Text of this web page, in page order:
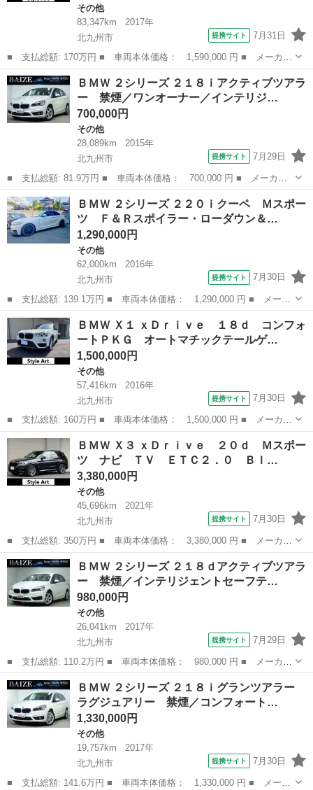
その他
83,347km
2017年
北九州市
提携サイト 7月31日
■ 支払総額: 170万円 ■ 車両本体価格： 1,590,000 円 ■ メーカー
名： ＢＭＷ ■ 車種名： ４シリーズ ■ グレード名： ４２０ｉ
グランクーペ Ｍスポーツ 保証付き ＬＣＩモデル ファストトラ
ックパッケ...
福岡 北九州市
ＢＭＷ ２シリーズ ２１８ｉアクティブツアラ
ー 禁煙／ワンオーナー／インテリジ…
700,000円
その他
28,089km
2015年
北九州市
提携サイト 7月29日
■ 支払総額: 81.9万円 ■ 車両本体価格： 700,000 円 ■ メーカー
名： ＢＭＷ ■ 車種名： ２シリーズ ■ グレード名： ２１８ｉ
アクティブツアラー 禁煙／ワンオーナー／インテリジェントセーフ
ティー／純正...
福岡 北九州市
ＢＭＷ ２シリーズ ２２０ｉクーペ Ｍスポー
ツ Ｆ＆Ｒスポイラー・ローダウン＆…
1,290,000円
その他
62,000km
2016年
北九州市
提携サイト 7月30日
■ 支払総額: 139.1万円 ■ 車両本体価格： 1,290,000 円 ■ メーカ
ー名： ＢＭＷ ■ 車種名： ２シリーズ ■ グレード名： ２２０
ｉクーペ Ｍスポーツ Ｆ＆Ｒスポイラー・ローダウン＆社外１９イ
ンチアル...
福岡 北九州市
ＢＭＷ Ｘ１ ｘＤｒｉｖｅ １８ｄ コンフォ
ートＰＫＧ オートマチックテールゲ…
1,500,000円
その他
57,416km
2016年
北九州市
提携サイト 7月30日
■ 支払総額: 160万円 ■ 車両本体価格： 1,500,000 円 ■ メーカー
名： ＢＭＷ ■ 車種名： Ｘ１ ■ グレード名： ｘＤｒｉｖｅ
１８ｄ コンフォートＰＫＧ オートマチックテールゲート アクテ
ィブクルー...
福岡 北九州市 その他
ＢＭＷ Ｘ３ ｘＤｒｉｖｅ ２０ｄ Ｍスポー
ツ ナビ ＴＶ ＥＴＣ２．０ Ｂｌ…
3,380,000円
その他
45,696km
2021年
北九州市
提携サイト 7月30日
■ 支払総額: 350万円 ■ 車両本体価格： 3,380,000 円 ■ メーカー
名： ＢＭＷ ■ 車種名： Ｘ３ ■ グレード名： ｘＤｒｉｖｅ
２０ｄ Ｍスポーツ ナビ ＴＶ ＥＴＣ２．０ Ｂｌｕｅｔｏｏｔ
ｈ Ｃａｒ...
福岡 北九州市
ＢＭＷ ２シリーズ ２１８ｄアクティブツアラ
ー 禁煙／インテリジェントセーフテ…
980,000円
その他
26,041km
2017年
北九州市
提携サイト 7月29日
■ 支払総額: 110.2万円 ■ 車両本体価格： 980,000 円 ■ メーカー
名： ＢＭＷ ■ 車種名： ２シリーズ ■ グレード名： ２１８ｄ
アクティブツアラー 禁煙／インテリジェントセーフティー／純正Ｈ
ＤＤナビ／...
福岡 北九州市
ＢＭＷ ２シリーズ ２１８ｉグランツアラー
ラグジュアリー 禁煙／コンフォート…
1,330,000円
その他
19,757km
2017年
北九州市
提携サイト 7月30日
■ 支払総額: 141.6万円 ■ 車両本体価格： 1,330,000 円 ■ メーカ